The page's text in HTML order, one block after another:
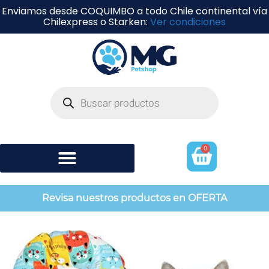
Enviamos desde COQUIMBO a todo Chile continental vía
Chilexpress o Starken: Ver condiciones
0
Revisa nuestros productos en OFERTA